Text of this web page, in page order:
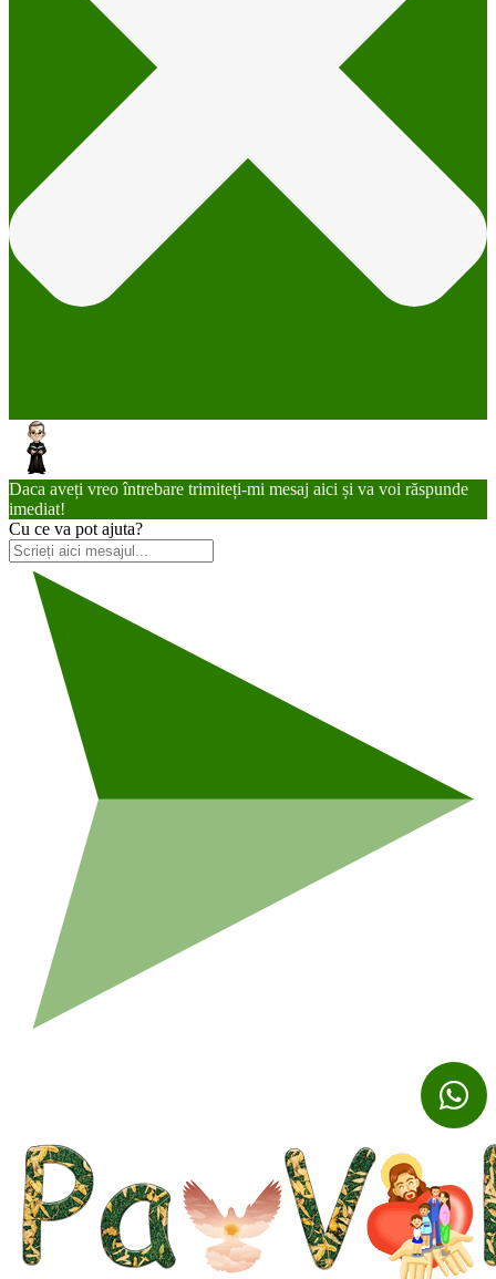
Daca aveți vreo întrebare trimiteți-mi mesaj aici și va voi răspunde
imediat!
Cu ce va pot ajuta?